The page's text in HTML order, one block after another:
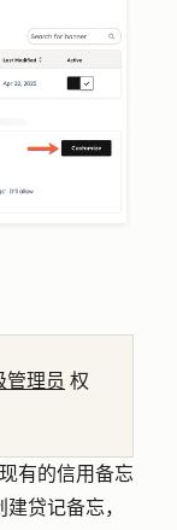
管理员 权
现有的信用备忘
贷记备忘，